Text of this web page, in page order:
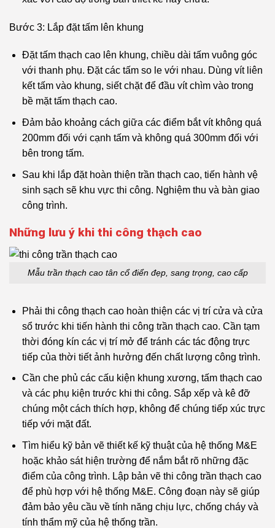
Bước 3: Lắp đặt tấm lên khung
Đặt tấm thạch cao lên khung, chiều dài tấm vuông góc
với thanh phụ. Đặt các tấm so le với nhau. Dùng vít liên
kết tấm vào khung, siết chặt để đầu vít chìm vào trong
bề mặt tấm thạch cao.
Đảm bảo khoảng cách giữa các điểm bắt vít không quá
200mm đối với cạnh tấm và không quá 300mm đối với
bên trong tấm.
Sau khi lắp đặt hoàn thiện trần thạch cao, tiến hành vệ
sinh sạch sẽ khu vực thi công. Nghiệm thu và bàn giao
công trình.
Những lưu ý khi thi công thạch cao
Mẫu trần thạch cao tân cổ điển đẹp, sang trọng, cao cấp
Phải thi công thạch cao hoàn thiện các vị trí cửa và cửa
sổ trước khi tiến hành thi công trần thạch cao. Cần tạm
thời đóng kín các vị trí mở để tránh các tác động trực
tiếp của thời tiết ảnh hưởng đến chất lượng công trình.
Cần che phủ các cấu kiện khung xương, tấm thạch cao
và các phụ kiện trước khi thi công. Sắp xếp và kê đỡ
chúng một cách thích hợp, không để chúng tiếp xúc trực
tiếp với mặt đất.
Tìm hiểu kỹ bản vẽ thiết kế kỹ thuật của hệ thống M&E
hoặc khảo sát hiện trường để nắm bắt rõ những đặc
điểm của công trình. Lập bản vẽ thi công trần thạch cao
để phù hợp với hệ thống M&E. Công đoạn này sẽ giúp
đảm bảo yêu cầu về tính năng chịu lực, chống cháy và
tính thẩm mỹ của hệ thống trần.